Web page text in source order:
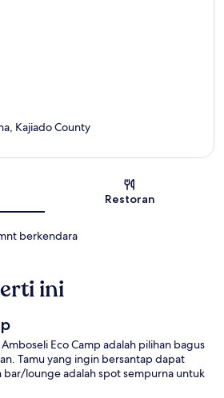
Kajiado County
Restoran
berkendara
ini
Eco Camp adalah pilihan bagus
Tamu yang ingin bersantap dapat
lounge adalah spot sempurna untuk